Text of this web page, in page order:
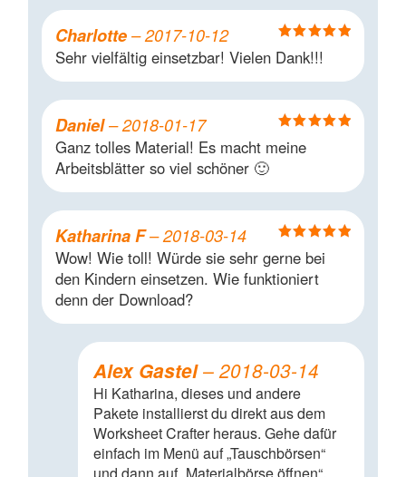
Bewertet mit
5von 5
Charlotte– 2017-10-12
Sehr vielfältig einsetzbar! Vielen Dank!!!
5von 5
Daniel– 2018-01-17
Ganz tolles Material! Es macht meine
Arbeitsblätter so viel schöner 🙂
Bewertet mit
5von 5
Katharina F– 2018-03-14
Wow! Wie toll! Würde sie sehr gerne bei
den Kindern einsetzen. Wie funktioniert
denn der Download?
Alex Gastel– 2018-03-14
Hi Katharina, dieses und andere
Pakete installierst du direkt aus dem
Worksheet Crafter heraus. Gehe dafür
einfach im Menü auf „Tauschbörsen“
und dann auf „Materialbörse öffnen“.